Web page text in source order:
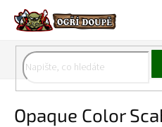
obsah
Opaque Color